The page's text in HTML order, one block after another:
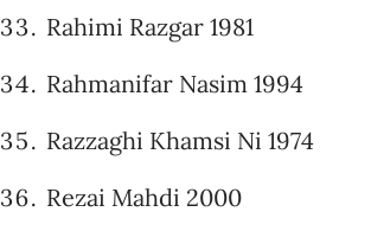
Rahimi Razgar 1981
Rahmanifar Nasim 1994
Razzaghi Khamsi Ni 1974
Rezai Mahdi 2000